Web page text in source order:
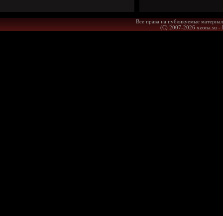
Все права на публикуемые
(С) 2007-2026 xzona.su -